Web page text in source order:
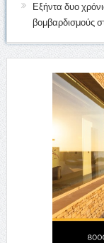
Εξήντα δυο
βομβαρδισμούς